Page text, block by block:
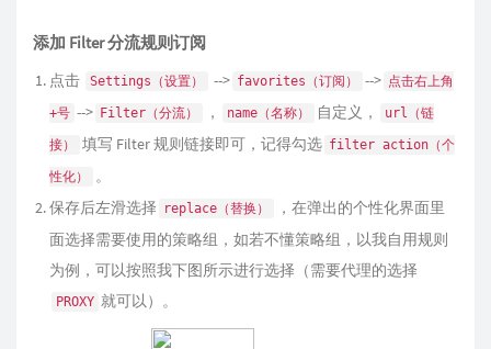
添加 Filter 分流规则订阅
点击 Settings（设置） --> favorites（订阅） --> 点击右上角
+号 --> Filter（分流） ， name（名称） 自定义， url（链
接） 填写 Filter 规则链接即可，记得勾选 filter action（个
性化）
。
保存后左滑选择
replace（替换）
，在弹出的个性化界面里
面选择需要使用的策略组，如若不懂策略组，以我自用规则
为例，可以按照我下图所示进行选择（需要代理的选择
PROXY 就可以）。